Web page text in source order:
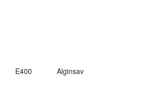
E400 Alginsav